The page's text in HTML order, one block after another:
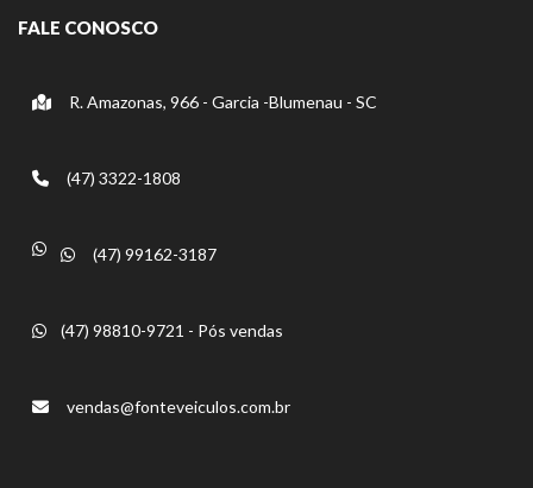
FALE CONOSCO
R. Amazonas, 966 - Garcia -Blumenau - SC
(47) 3322-1808
(47) 99162-3187
(47) 98810-9721 - Pós vendas
vendas@fonteveiculos.com.br